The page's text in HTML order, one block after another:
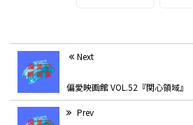
Next
偏愛映画館 VOL.52『関心領域』
Prev